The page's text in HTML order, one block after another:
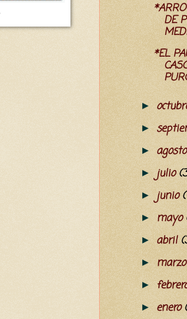
DE
*EL
►
►
► agosto
► julio
► junio
► mayo
► abril
► marzo
►
► enero